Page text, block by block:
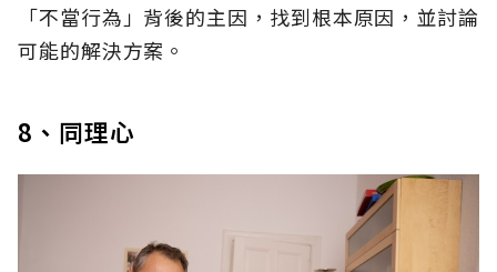
「不當行為」背後的主因，找到根本原因，並討論
可能的解決方案。
8、同理心